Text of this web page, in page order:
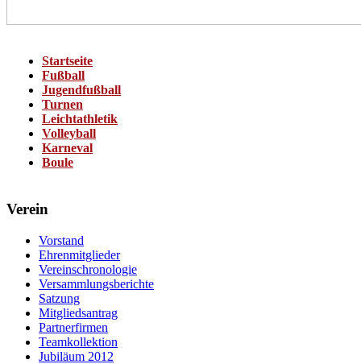
Startseite
Fußball
Jugendfußball
Turnen
Leichtathletik
Volleyball
Karneval
Boule
Verein
Vorstand
Ehrenmitglieder
Vereinschronologie
Versammlungsberichte
Satzung
Mitgliedsantrag
Partnerfirmen
Teamkollektion
Jubiläum 2012